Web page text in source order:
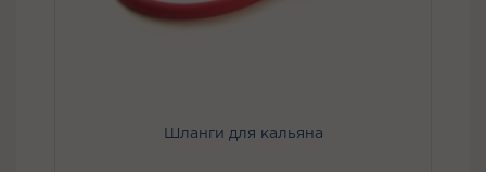
Шланги для кальяна